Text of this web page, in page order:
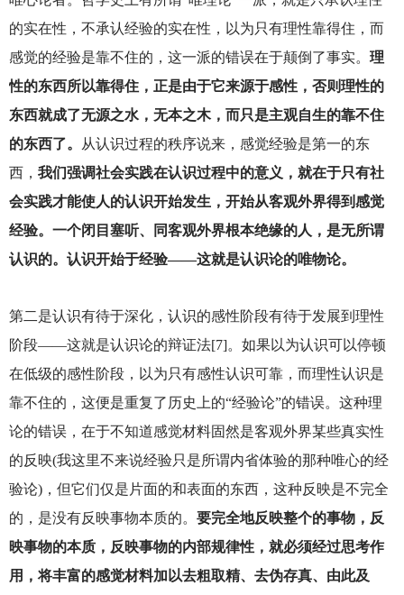
的实在性，不承认经验的实在性，以为只有理性靠得住，而
感觉的经验是靠不住的，这一派的错误在于颠倒了事实。 理
性的东西所以靠得住，正是由于它来源于感性，否则理性的
东西就成了无源之水，无本之木，而只是主观自生的靠不住
的东西了。
从认识过程的秩序说来，感觉经验是第一的东
西， 我们强调社会实践在认识过程中的意义，就在于只有社
会实践才能使人的认识开始发生，开始从客观外界得到感觉
经验。一个闭目塞听、同客观外界根本绝缘的人，是无所谓
认识的。认识开始于经验——这就是认识论的唯物论。
第二是认识有待于深化，认识的感性阶段有待于发展到理性
阶段——这就是认识论的辩证法[7]。如果以为认识可以停顿
在低级的感性阶段，以为只有感性认识可靠，而理性认识是
靠不住的，这便是重复了历史上的“经验论”的错误。这种理
论的错误，在于不知道感觉材料固然是客观外界某些真实性
的反映(我这里不来说经验只是所谓内省体验的那种唯心的经
验论)，但它们仅是片面的和表面的东西，这种反映是不完全
的，是没有反映事物本质的。 要完全地反映整个的事物，反
映事物的本质，反映事物的内部规律性，就必须经过思考作
用，将丰富的感觉材料加以去粗取精、去伪存真、由此及